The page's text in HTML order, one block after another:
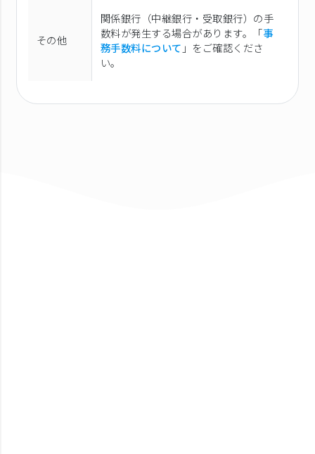
その他
関係銀行（中継銀行・受取銀行）の手
数料が発生する場合があります。「事
務手数料について 」をご確認くださ
い。